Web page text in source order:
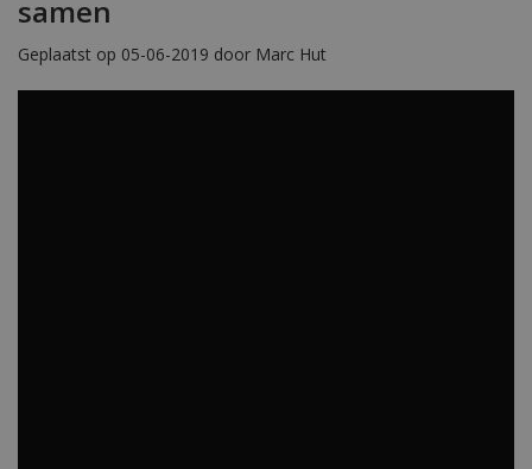
samen
Geplaatst op 05-06-2019 door Marc Hut